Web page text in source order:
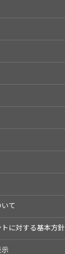
て
に対する基本方針